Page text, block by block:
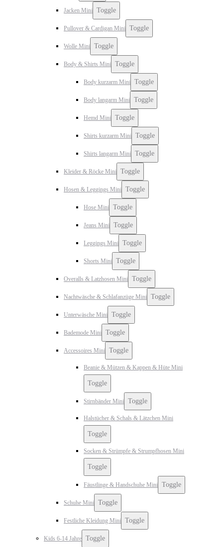
Jacken Mini Toggle
Pullover & Cardigan Mini Toggle
Wolle Mini Toggle
Body & Shirts Mini Toggle
Body kurzarm Mini Toggle
Body langarm Mini Toggle
Hemd Mini Toggle
Shirts kurzarm Mini Toggle
Shirts langarm Mini Toggle
Kleider & Röcke Mini Toggle
Hosen & Leggings Mini Toggle
Hose Mini Toggle
Jeans Mini Toggle
Leggings Mini Toggle
Shorts Mini Toggle
Overalls & Latzhosen Mini Toggle
Nachtwäsche & Schlafanzüge Mini Toggle
Unterwäsche Mini Toggle
Bademode Mini Toggle
Accessoires Mini Toggle
Beanie & Mützen & Kappen & Hüte Mini
Toggle
Stirnbänder Mini Toggle
Halstücher & Schals & Lätzchen Mini
Toggle
Socken & Strümpfe & Strumpfhosen Mini
Toggle
Fäustlinge & Handschuhe Mini Toggle
Schuhe Mini Toggle
Festliche Kleidung Mini Toggle
Kids 6-14 Jahre Toggle